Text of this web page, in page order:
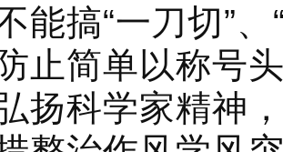
能搞“一刀切”
止简单以称号
扬科学家精神